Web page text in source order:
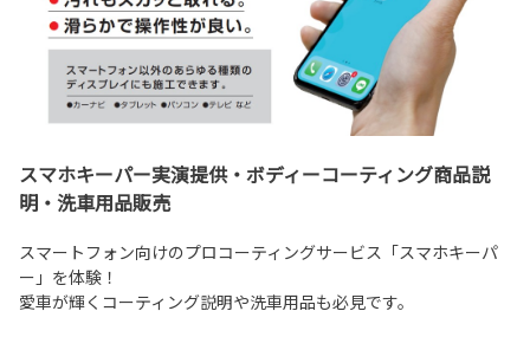
スマホキーパー実演提供・ボディーコーティング商品説
明・洗車用品販売
スマートフォン向けのプロコーティングサービス「スマホキーパ
ー」を体験！
愛車が輝くコーティング説明や洗車用品も必見です。